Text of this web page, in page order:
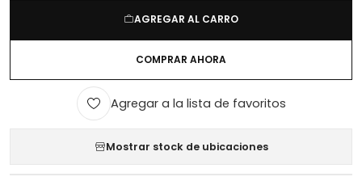
AGREGAR AL CARRO
COMPRAR AHORA
Agregar a la lista de favoritos
Mostrar stock de ubicaciones